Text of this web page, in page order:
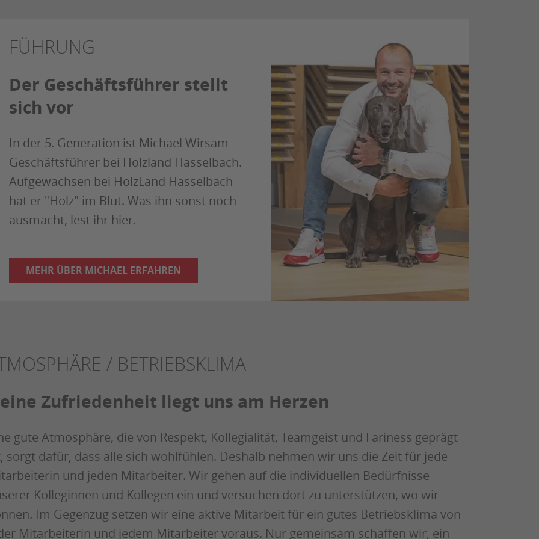
FÜHRUNG
Der Geschäftsführer stellt
sich vor
In der 5. Generation ist Michael Wirsam
Geschäftsführer bei Holzland Hasselbach.
Aufgewachsen bei HolzLand Hasselbach
hat er "Holz" im Blut. Was ihn sonst noch
ausmacht, lest ihr hier.
MEHR ÜBER MICHAEL ERFAHREN
/ BETRIEBSKLIMA
Zufriedenheit liegt uns am Herzen
gute Atmosphäre, die von Respekt, Kollegialität, Teamgeist und Fariness geprägt
sorgt dafür, dass alle sich wohlfühlen. Deshalb nehmen wir uns die Zeit für jede
und jeden Mitarbeiter. Wir gehen auf die individuellen Bedürfnisse
Kolleginnen und Kollegen ein und versuchen dort zu unterstützen, wo wir
Im Gegenzug setzen wir eine aktive Mitarbeit für ein gutes Betriebsklima von
Mitarbeiterin und jedem Mitarbeiter voraus. Nur gemeinsam schaffen wir, ein